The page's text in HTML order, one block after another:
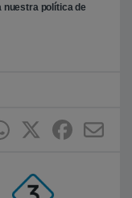
nuestra política de